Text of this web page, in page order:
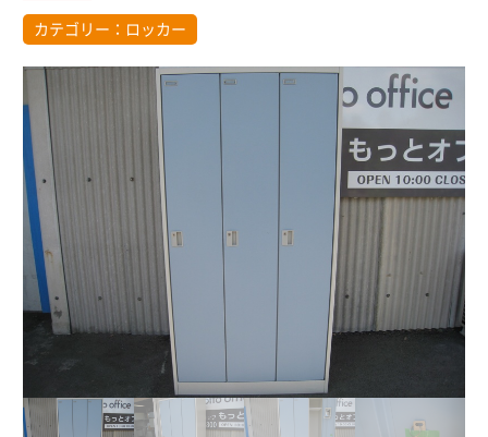
カテゴリー： ロッカー